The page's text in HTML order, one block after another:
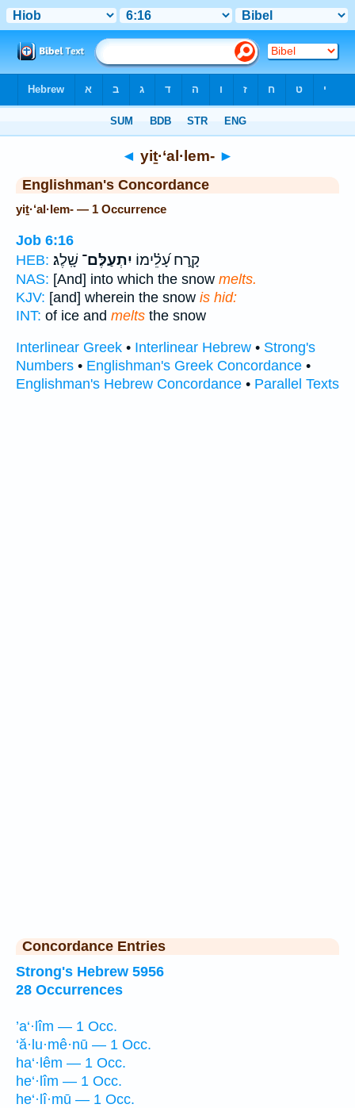
◄ yiṯ·‘al·lem- ►
Englishman's Concordance
yiṯ·‘al·lem- — 1 Occurrence
Job 6:16
HEB:
קָ֑רַח עָ֝לֵ֗ימוֹ יִתְעַלֶּם־ שָֽׁלֶג׃
NAS: [And] into which the snow melts.
KJV: [and] wherein the snow is hid:
INT: of ice and melts the snow
Interlinear Greek • Interlinear Hebrew • Strong's
Numbers • Englishman's Greek Concordance •
Englishman's Hebrew Concordance • Parallel Texts
Concordance Entries
Strong's Hebrew 5956
28 Occurrences
’a‘·lîm — 1 Occ.
‘ă·lu·mê·nū — 1 Occ.
ha‘·lêm — 1 Occ.
he‘·lîm — 1 Occ.
he‘·lî·mū — 1 Occ.